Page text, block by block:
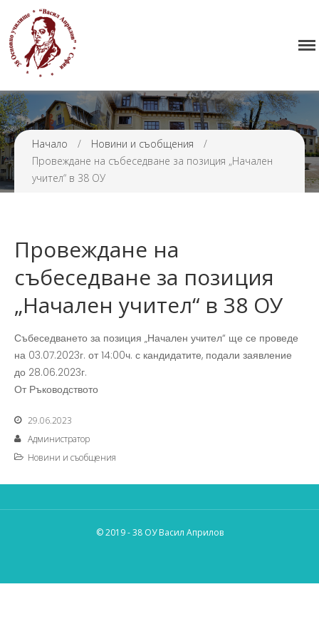
Нормативна уредба
Прием
Проекти и дейности
Седмично разписание
Начало / Новини и съобщения
/
Провеждане на събеседване за позиция „Начален
учител“ в 38 ОУ
Провеждане на
събеседване за позиция
„Начален учител“ в 38 ОУ
Събеседването за позиция „Начален учител“ ще се проведе
на 03.07.2023г. от 14:00ч. с кандидатите, подали заявление
до 28.06.2023г.
От Ръководството
29.06.2023
Администратор
Новини и съобщения
© 2019 - 38 ОУ Васил Априлов